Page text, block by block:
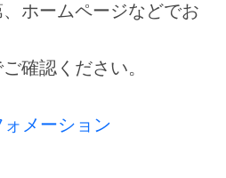
ホームページなどでお
確認ください。
メーション